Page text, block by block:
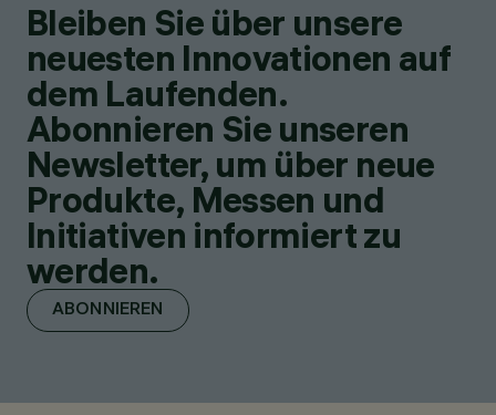
Bleiben Sie über unsere
neuesten Innovationen auf
dem Laufenden.
Abonnieren Sie unseren
Newsletter, um über neue
Produkte, Messen und
Initiativen informiert zu
werden.
ABONNIEREN